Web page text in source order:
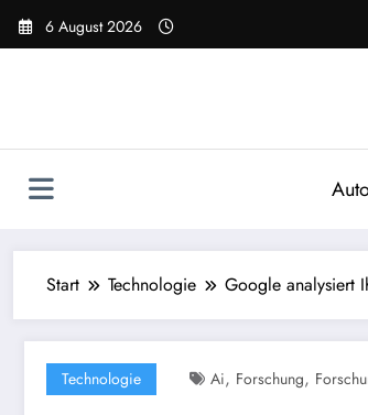
Zum
Inhalt
6 August 2026
Start Technologie Google analysiert
Technologie Ai, Forschung,